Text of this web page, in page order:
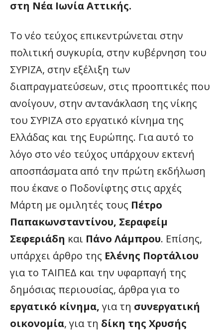
στη Νέα Ιωνία Αττικής.
Το νέο τεύχος επικεντρώνεται στην
πολιτική συγκυρία, στην κυβέρνηση του
ΣΥΡΙΖΑ, στην εξέλιξη των
διαπραγματεύσεων, στις προοπτικές που
ανοίγουν, στην αντανάκλαση της νίκης
του ΣΥΡΙΖΑ στο εργατικό κίνημα της
Ελλάδας και της Ευρώπης. Για αυτό το
λόγο στο νέο τεύχος υπάρχουν εκτενή
αποσπάσματα από την πρώτη εκδήλωση
που έκανε ο Ποδονίφτης στις αρχές
Μάρτη με ομιλητές τους Πέτρο
Παπακωνσταντίνου, Σεραφείμ
Σεφεριάδη και Πάνο Λάμπρου. Επίσης,
υπάρχει άρθρο της Ελένης Πορτάλιου
για το ΤΑΙΠΕΔ και την υφαρπαγή της
δημόσιας περιουσίας, άρθρα για το
εργατικό κίνημα,για τη συνεργατική
οικονομία, για τη δίκη της Χρυσής